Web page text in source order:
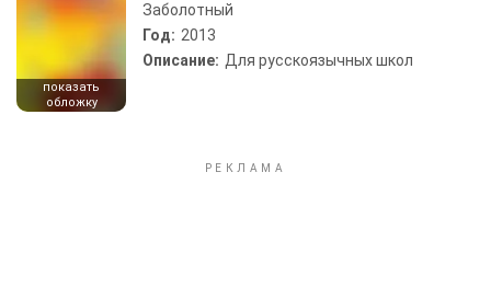
показать
обложку
Заболотный
Год: 2013
Описание: Для русскоязычных школ